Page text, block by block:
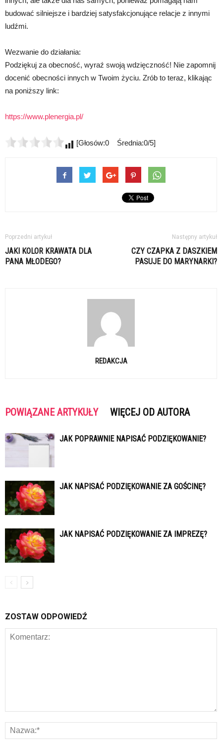
budować silniejsze i bardziej satysfakcjonujące relacje z innymi
ludźmi.
Wezwanie do działania:
Podziękuj za obecność, wyraź swoją wdzięczność! Nie zapomnij
docenić obecności innych w Twoim życiu. Zrób to teraz, klikając
na poniższy link:
https://www.plenergia.pl/
[Głosów:0 Średnia:0/5]
Poprzedni artykuł
JAKI KOLOR KRAWATA DLA
PANA MŁODEGO?
Następny artykuł
CZY CZAPKA Z DASZKIEM
PASUJE DO MARYNARKI?
REDAKCJA
POWIĄZANE ARTYKUŁY WIĘCEJ OD AUTORA
JAK POPRAWNIE NAPISAĆ PODZIĘKOWANIE?
JAK NAPISAĆ PODZIĘKOWANIE ZA GOŚCINĘ?
JAK NAPISAĆ PODZIĘKOWANIE ZA IMPREZĘ?
ZOSTAW ODPOWIEDŹ